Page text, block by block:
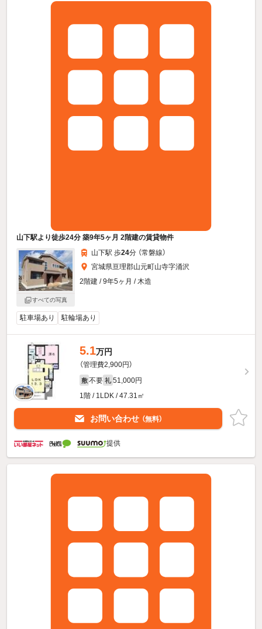
山下駅より徒歩24分 築9年5ヶ月 2階建の賃貸物件
すべての写真
山下駅 歩24分 （常磐線）
宮城県亘理郡山元町山寺字涌沢
2階建 / 9年5ヶ月 / 木造
駐車場あり 駐輪場あり
5.1万円
（管理費2,900円）
敷 不要 礼 51,000円
1階 / 1LDK / 47.31㎡
お問い合わせ （無料）
提供